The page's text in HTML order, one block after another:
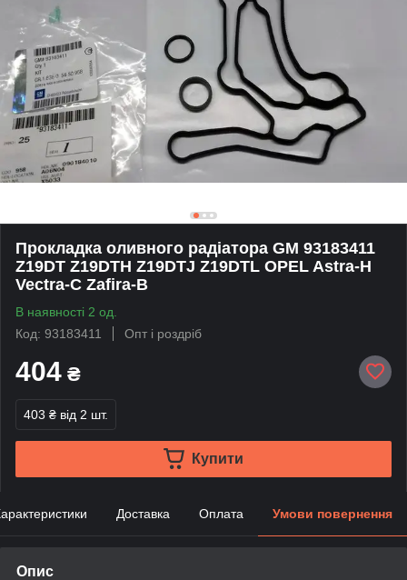
Прокладка оливного радіатора GM 93183411
Z19DT Z19DTH Z19DTJ Z19DTL OPEL Astra-H
Vectra-C Zafira-B
В наявності 2 од.
Код: 93183411
Опт і роздріб
404 ₴
403 ₴ від 2 шт.
Купити
Доставка Оплата Умови повернення
Опис